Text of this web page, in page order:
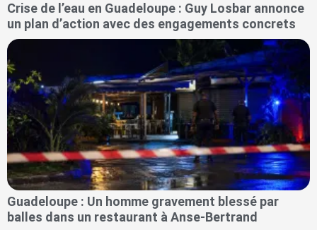
Crise de l’eau en Guadeloupe : Guy Losbar annonce
un plan d’action avec des engagements concrets
Guadeloupe : Un homme gravement blessé par
balles dans un restaurant à Anse-Bertrand